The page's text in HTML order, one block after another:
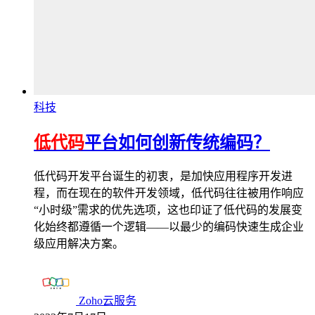
科技
低代码平台如何创新传统编码？
低代码开发平台诞生的初衷，是加快应用程序开发进
程，而在现在的软件开发领域，低代码往往被用作响应
“小时级”需求的优先选项，这也印证了低代码的发展变
化始终都遵循一个逻辑——以最少的编码快速生成企业
级应用解决方案。
Zoho云服务